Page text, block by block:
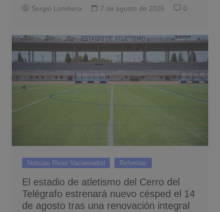
Sergio Lombera 7 de agosto de 2026 0
Noticias Rivas Vaciamadrid Reformas
El estadio de atletismo del Cerro del
Telégrafo estrenará nuevo césped el 14
de agosto tras una renovación integral